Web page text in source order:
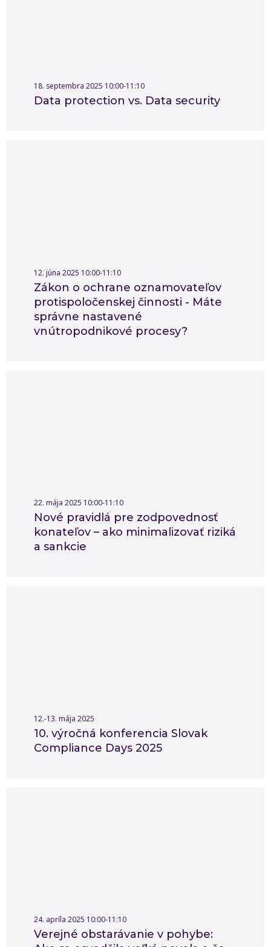
18. septembra 2025 10:00-11:10
Data protection vs. Data security
12. júna 2025 10:00-11:10
Zákon o ochrane oznamovateľov
protispoločenskej činnosti - Máte
správne nastavené
vnútropodnikové procesy?
22. mája 2025 10:00-11:10
Nové pravidlá pre zodpovednosť
konateľov – ako minimalizovať riziká
a sankcie
12.-13. mája 2025
10. výročná konferencia Slovak
Compliance Days 2025
24. apríla 2025 10:00-11:10
Verejné obstarávanie v pohybe: